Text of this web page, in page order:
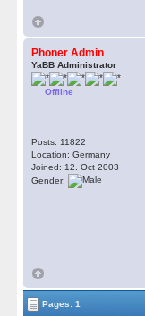
Phoner Admin
YaBB Administrator
Offline
Posts: 11822
Location: Germany
Joined: 12. Oct 2003
Gender:
Pages: 1